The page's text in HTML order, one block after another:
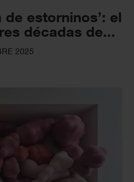
de estorninos’: el
décadas de...
2025